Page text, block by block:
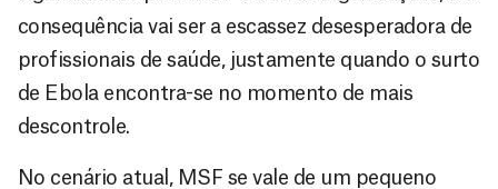
consequência vai ser a escassez desesperadora de
profissionais de saúde, justamente quando o surto
de Ebola encontra-se no momento de mais
descontrole.
No cenário atual, MSF se vale de um pequeno